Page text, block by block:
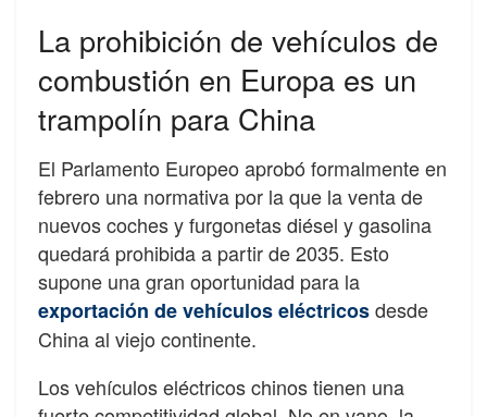
La prohibición de vehículos de
combustión en Europa es un
trampolín para China
El Parlamento Europeo aprobó formalmente en
febrero una normativa por la que la venta de
nuevos coches y furgonetas diésel y gasolina
quedará prohibida a partir de 2035. Esto
supone una gran oportunidad para la
exportación de vehículos eléctricosdesde
China al viejo continente.
Los vehículos eléctricos chinos tienen una